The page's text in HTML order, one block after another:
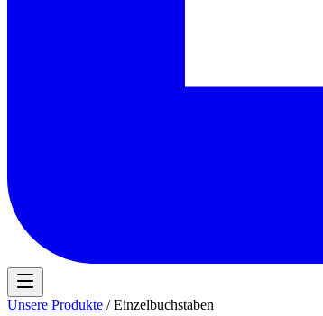
Unsere Produkte / Einzelbuchstaben